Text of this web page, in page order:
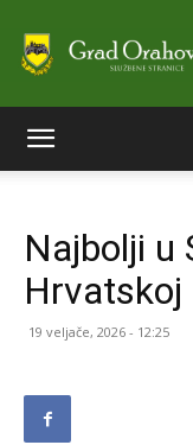
Najbolji u
Hrvatskoj
19 veljače, 2026 - 12:25